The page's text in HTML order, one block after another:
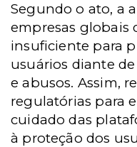
Segundo o ato, a
empresas globais
insuficiente para
usuários diante
e abusos. Assim,
regulatórias para
cuidado das
à proteção dos